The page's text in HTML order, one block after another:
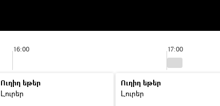
16:00 17:00
Ուղիղ եթեր
Լուրեր
Ուղիղ եթեր
Լուրեր